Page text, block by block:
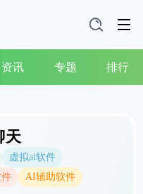
资讯 专题 排行
天
虚拟ai软件
件
AI辅助软件